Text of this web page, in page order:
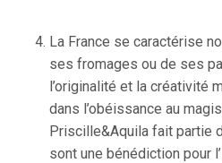
La France se caractérise
ses fromages ou de ses
l’originalité et la créativité
dans l’obéissance au
Priscille&Aquila fait partie
sont une bénédiction pour